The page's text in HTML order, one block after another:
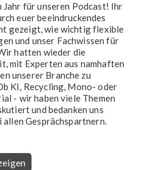
Jahr für unseren Podcast! Ihr
euer beeindruckendes
gezeigt, wie wichtig flexible
und unser Fachwissen für
hatten wieder die
mit Experten aus namhaften
unserer Branche zu
KI, Recycling, Mono- oder
- wir haben viele Themen
und bedanken uns
allen Gesprächspartnern.